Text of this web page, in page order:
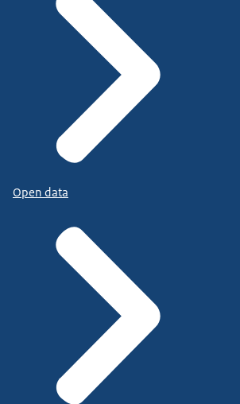
Open data